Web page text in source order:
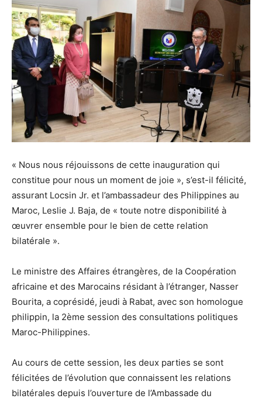
« Nous nous réjouissons de cette inauguration qui
constitue pour nous un moment de joie », s’est-il félicité,
assurant Locsin Jr. et l’ambassadeur des Philippines au
Maroc, Leslie J. Baja, de « toute notre disponibilité à
œuvrer ensemble pour le bien de cette relation
bilatérale ».
Le ministre des Affaires étrangères, de la Coopération
africaine et des Marocains résidant à l’étranger, Nasser
Bourita, a coprésidé, jeudi à Rabat, avec son homologue
philippin, la 2ème session des consultations politiques
Maroc-Philippines.
Au cours de cette session, les deux parties se sont
félicitées de l’évolution que connaissent les relations
bilatérales depuis l’ouverture de l’Ambassade du